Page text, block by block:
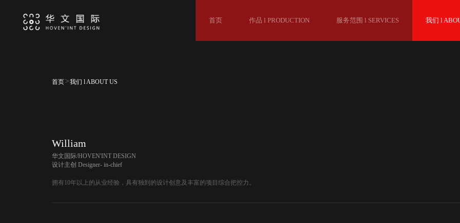
首页 作品 l PRODUCTION 服务范围 l SERVICES 我们 l
首页>我们 l ABOUT US
William
华文国际/HOVEN'INT DESIGN
设计主创 Designer- in-chief
拥有10年以上的从业经验，具有独到的设计创意及丰富的项目综合把控力。